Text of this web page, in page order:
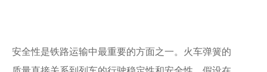
安全性是铁路运输中最重要的方面之一。火车弹簧的